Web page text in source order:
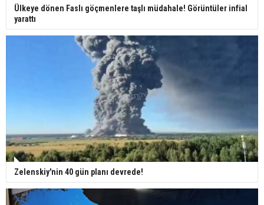
Ülkeye dönen Faslı göçmenlere taşlı müdahale! Görüntüler infial
yarattı
Zelenskiy'nin 40 gün planı devrede!